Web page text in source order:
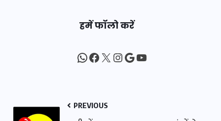
हमें फॉलो करें
WhatsApp
Facebook
X Instagram
Google
YouTube
PREVIOUS